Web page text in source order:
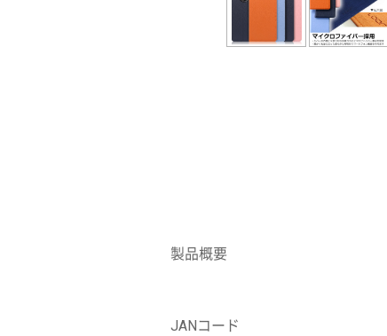
製品概要
JANコード